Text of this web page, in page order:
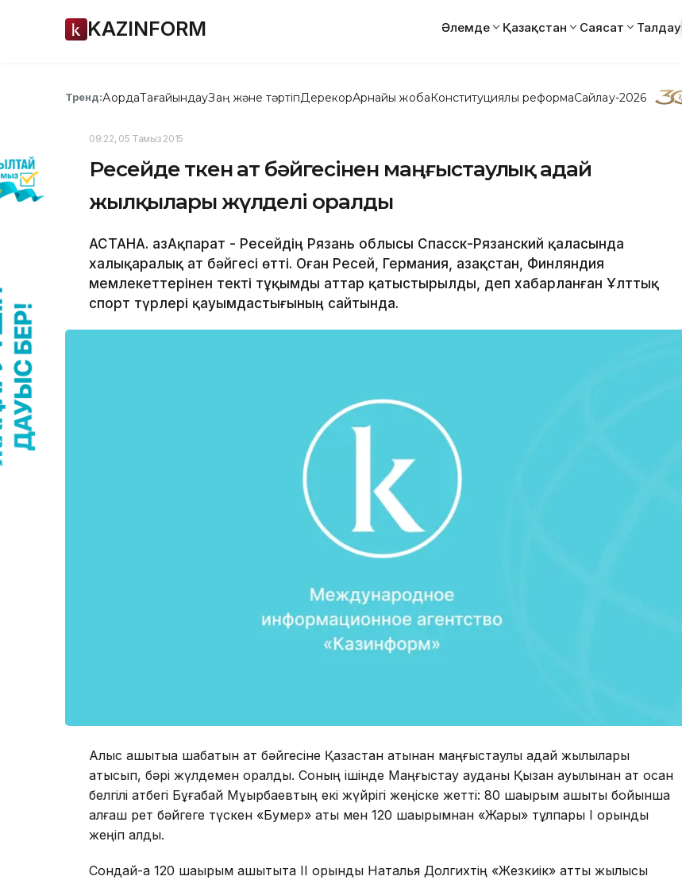
KAZINFORM Әлемде Қазақстан Саясат Талдау
Тренд:АқордаТағайындауЗаң және тәртіпДерекқорАрнайы жобаКонституциялық реформаСайлау-2026
09:22, 05 Тамыз 2015
Ресейде өткен ат бәйгесінен маңғыстаулық адай
жылқылары жүлделі оралды
АСТАНА. ҚазАқпарат - Ресейдің Рязань облысы Спасск-Рязанский қаласында
халықаралық ат бәйгесі өтті. Оған Ресей, Германия, Қазақстан, Финляндия
мемлекеттерінен текті тұқымды аттар қатыстырылды, деп хабарланған Ұлттық
спорт түрлері қауымдастығының сайтында.
Алыс қашықтыққа шабатын ат бәйгесіне Қазақстан атынан маңғыстаулық адай жылқылары
қатысып, бәрі жүлдемен оралды. Соның ішінде Маңғыстау ауданы Қызан ауылынан ат қосқан
белгілі атбегі Бұғабай Мұқырбаевтың екі жүйрігі жеңіске жетті: 80 шақырым қашықтық бойынша
алғаш рет бәйгеге түскен «Бумер» аты мен 120 шақырымнан «Жары» тұлпары І орынды
жеңіп алды.
Сондай-ақ 120 шақырым қашықтықта ІІ орынды Наталья Долгихтің «Жезкиік» атты жылқысы